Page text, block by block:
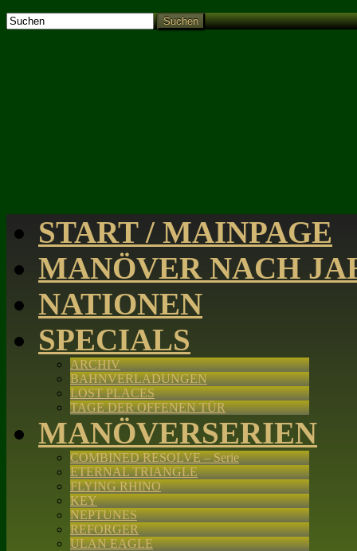
Suchen
START / MAINPAGE
MANÖVER NACH
NATIONEN
SPECIALS
ARCHIV
BAHNVERLADUNGEN
LOST PLACES
TAGE DER OFFENEN TÜR
MANÖVERSERIEN
COMBINED RESOLVE – Serie
ETERNAL TRIANGLE
FLYING RHINO
KEY
NEPTUNES
REFORGER
ULAN EAGLE